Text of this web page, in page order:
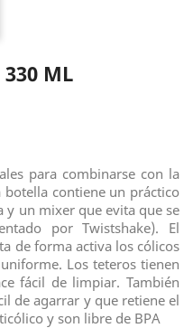
330 ML
para combinarse con la
botella contiene un práctico
y un mixer que evita que se
por Twistshake). El
de forma activa los cólicos
Los teteros tienen
fácil de limpiar. También
de agarrar y que retiene el
y son libre de BPA